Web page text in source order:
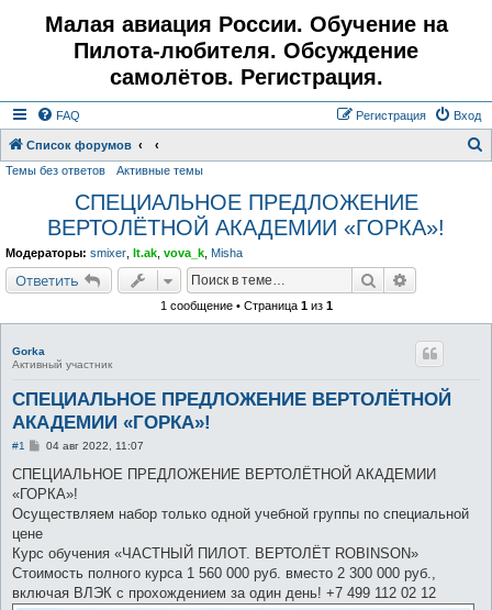
Малая авиация России. Обучение на
Пилота-любителя. Обсуждение
самолётов. Регистрация.
FAQ Вход
Регистрация
Список форумов
Темы без ответов Активные темы
СПЕЦИАЛЬНОЕ ПРЕДЛОЖЕНИЕ
ВЕРТОЛЁТНОЙ АКАДЕМИИ «ГОРКА»!
Модераторы: smixer lt.ak vova_k Misha
Ответить Поиск
1 сообщение • Страница 1из 1
Gorka
Активный участник
СПЕЦИАЛЬНОЕ ПРЕДЛОЖЕНИЕ ВЕРТОЛЁТНОЙ
АКАДЕМИИ «ГОРКА»!
#1
С
о
щ
е
и
е
04 авг 2022, 11:07
СПЕЦИАЛЬНОЕ ПРЕДЛОЖЕНИЕ ВЕРТОЛЁТНОЙ АКАДЕМИИ
«ГОРКА»!
Осуществляем набор только одной учебной группы по специальной
цене
Курс обучения «ЧАСТНЫЙ ПИЛОТ. ВЕРТОЛЁТ ROBINSON»
Стоимость полного курса 1 560 000 руб. вместо 2 300 000 руб.,
включая ВЛЭК с прохождением за один день! +7 499 112 02 12